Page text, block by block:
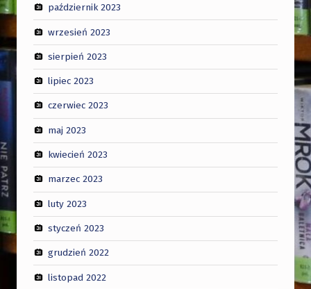
październik 2023
wrzesień 2023
sierpień 2023
lipiec 2023
czerwiec 2023
maj 2023
kwiecień 2023
marzec 2023
luty 2023
styczeń 2023
grudzień 2022
listopad 2022